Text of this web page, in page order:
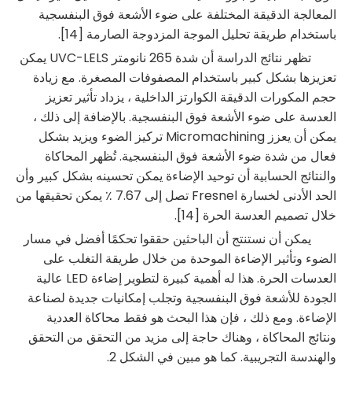
المعالجة الدقيقة المختلفة على ضوء الأشعة فوق البنفسجية
باستخدام طريقة تحليل الموجة المزدوجة الصارمة [14].
تظهر نتائج الدراسة أن شدة 265 نانومتر UVC-LELS يمكن
تعزيزها بشكل كبير باستخدام المصفوفات المصغرة. مع زيادة
حجم المكورات الدقيقة الكوارتز الداخلية ، يزداد تأثير تعزيز
العدسة على ضوء الأشعة فوق البنفسجية. بالإضافة إلى ذلك ،
يمكن أن يعزز Micromachining تركيز الضوء ويزيد بشكل
فعال من شدة ضوء الأشعة فوق البنفسجية. تُظهر المحاكاة
والنتائج الحسابية أن توحيد الإضاءة يمكن تحسينه بشكل كبير وأن
الحد الأدنى لخسارة Fresnel تصل إلى 7.67 ٪ يمكن تحقيقها من
خلال تصميم العدسة الحرة [14].
يمكن أن نستنتج أن الباحثين حققوا تحكمًا أفضل في مسار
الضوء وتأثير الإضاءة الموحدة من خلال طريقة التغلب على
العدسات الحرة. هذا له أهمية كبيرة لتطوير إضاءة LED عالية
الجودة للأشعة فوق البنفسجية وتجلب إمكانيات جديدة لصناعة
الإضاءة. ومع ذلك ، فإن هذا البحث هو فقط محاكاة العددية
ونتائج المحاكاة ، وهناك حاجة إلى مزيد من التحقق من التحقق
والهندسة التجريبية. كما هو مبين في الشكل 2.